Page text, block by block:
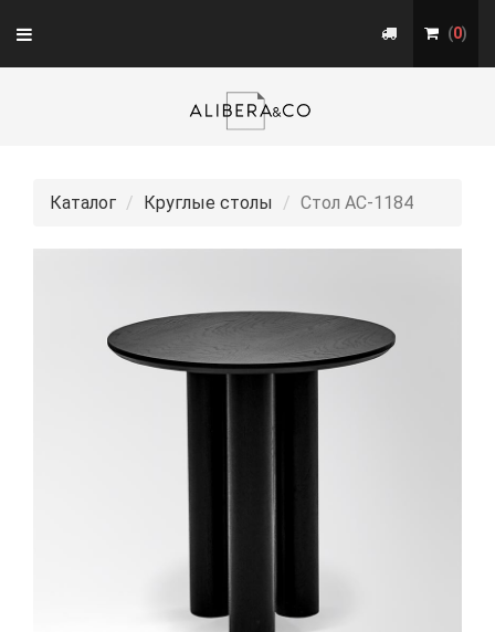
Toggle
navigation
(0)
Каталог Круглые столы Стол АС-1184